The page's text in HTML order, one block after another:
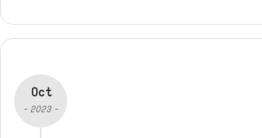
Oct
- 2023 -